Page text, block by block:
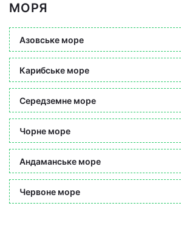
МОРЯ
Азовське море
Карибське море
Середземне море
Чорне море
Андаманське море
Червоне море